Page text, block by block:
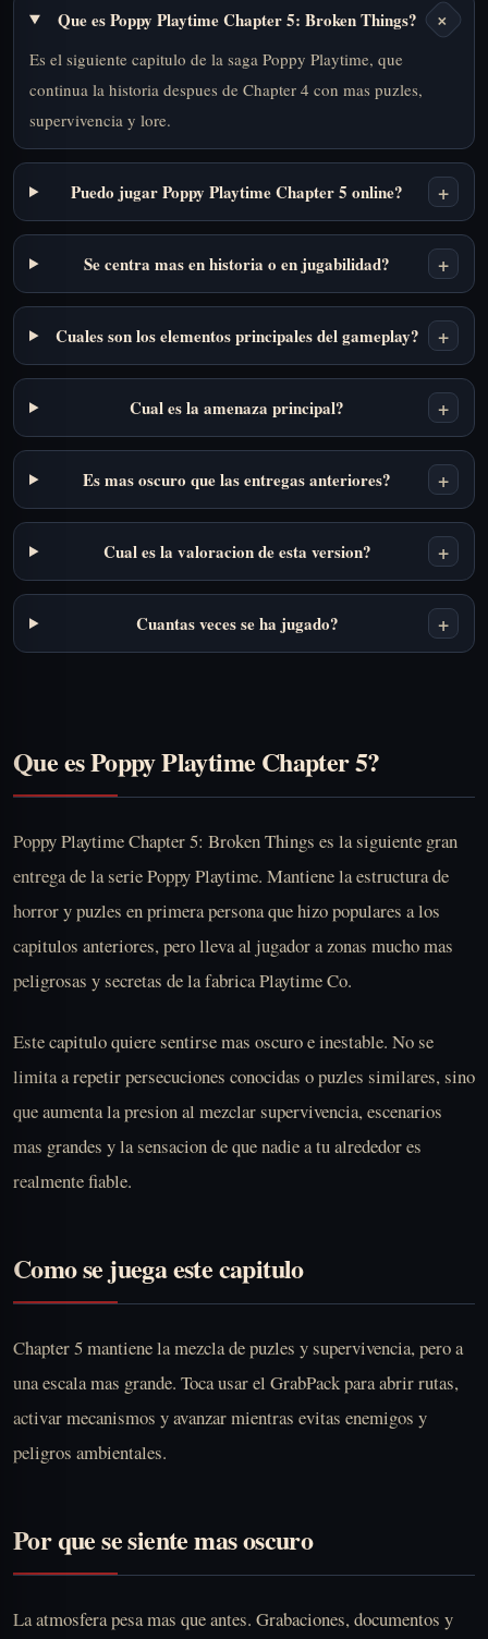
Que es Poppy Playtime Chapter 5: Broken Things? +
Es el siguiente capitulo de la saga Poppy Playtime, que
continua la historia despues de Chapter 4 con mas puzles,
supervivencia y lore.
Puedo jugar Poppy Playtime Chapter 5 online? +
Se centra mas en historia o en jugabilidad? +
Cuales son los elementos principales del gameplay? +
Cual es la amenaza principal? +
Es mas oscuro que las entregas anteriores? +
Cual es la valoracion de esta version? +
Cuantas veces se ha jugado? +
Que es Poppy Playtime Chapter 5?
Poppy Playtime Chapter 5: Broken Things es la siguiente gran
entrega de la serie Poppy Playtime. Mantiene la estructura de
horror y puzles en primera persona que hizo populares a los
capitulos anteriores, pero lleva al jugador a zonas mucho mas
peligrosas y secretas de la fabrica Playtime Co.
Este capitulo quiere sentirse mas oscuro e inestable. No se
limita a repetir persecuciones conocidas o puzles similares, sino
que aumenta la presion al mezclar supervivencia, escenarios
mas grandes y la sensacion de que nadie a tu alrededor es
realmente fiable.
Como se juega este capitulo
Chapter 5 mantiene la mezcla de puzles y supervivencia, pero a
una escala mas grande. Toca usar el GrabPack para abrir rutas,
activar mecanismos y avanzar mientras evitas enemigos y
peligros ambientales.
Por que se siente mas oscuro
La atmosfera pesa mas que antes. Grabaciones, documentos y